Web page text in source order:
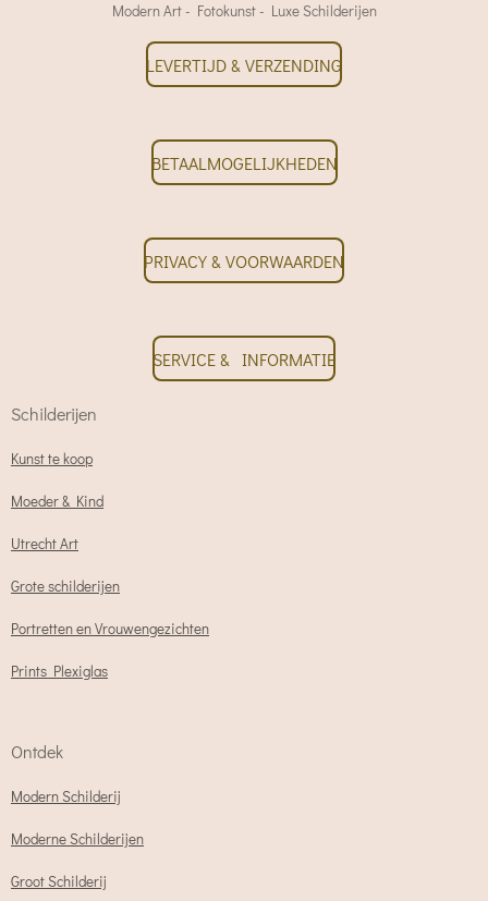
Modern Art - Fotokunst - Luxe Schilderijen
LEVERTIJD & VERZENDING
BETAALMOGELIJKHEDEN
PRIVACY & VOORWAARDEN
SERVICE & INFORMATIE
Schilderijen
Kunst te koop
Moeder & Kind
Utrecht Art
Grote schilderijen
Portretten en Vrouwengezichten
Prints Plexiglas
Ontdek
Modern Schilderij
Moderne Schilderijen
Groot Schilderij